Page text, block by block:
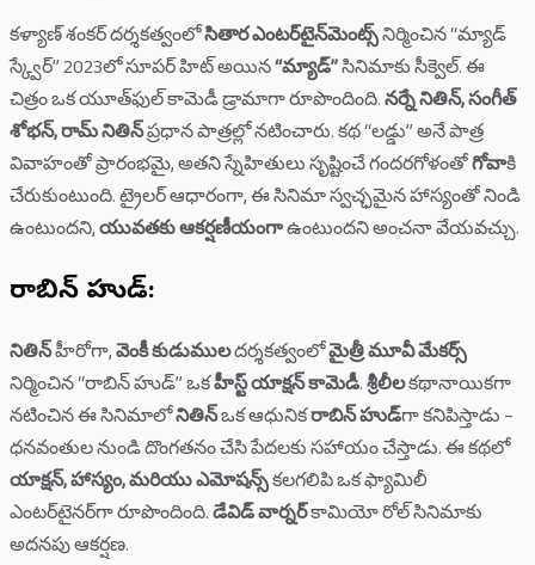
కళ్యాణ్ శంకర్ దర్శకత్వంలోసితార ఎంటర్‌టైన్‌మెంట్స్నిర్మించిన “మ్యాడ్
స్క్వేర్” 2023లో సూపర్ హిట్ అయిన“మ్యాడ్”సినిమాకు సీక్వెల్. ఈ
చిత్రం ఒక యూత్‌ఫుల్ కామెడీ డ్రామాగా రూపొందింది.నర్నే నితిన్, సంగీత్
శోభన్, రామ్ నితిన్ప్రధాన పాత్రల్లో నటించారు. కథ “లడ్డు” అనే పాత్ర
వివాహంతో ప్రారంభమై, అతని స్నేహితులు సృష్టించే గందరగోళంతోగోవాకి
చేరుకుంటుంది. ట్రైలర్ ఆధారంగా, ఈ సినిమా స్వచ్ఛమైన హాస్యంతో నిండి
ఉంటుందని,యువతకు ఆకర్షణీయంగాఉంటుందని అంచనా వేయవచ్చు.
రాబిన్ హుడ్:
నితిన్హీరోగా,వెంకీ కుడుములదర్శకత్వంలోమైత్రీ మూవీ మేకర్స్
నిర్మించిన “రాబిన్ హుడ్” ఒకహీస్ట్ యాక్షన్ కామెడీ.శ్రీలీలకథానాయికగా
నటించిన ఈ సినిమాలోనితిన్ఒక ఆధునికరాబిన్ హుడ్‌గా కనిపిస్తాడు –
ధనవంతుల నుండి దొంగతనం చేసి పేదలకు సహాయం చేస్తాడు. ఈ కథలో
యాక్షన్, హాస్యం, మరియు ఎమోషన్స్కలగలిపి ఒక ఫ్యామిలీ
ఎంటర్‌టైనర్‌గా రూపొందింది.డేవిడ్ వార్నర్కామియో రోల్ సినిమాకు
అదనపు ఆకర్షణ.